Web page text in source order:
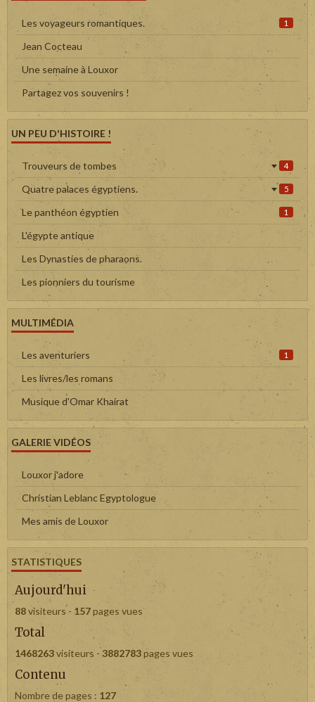
Les voyageurs romantiques. 1
Jean Cocteau
Une semaine à Louxor
Partagez vos souvenirs !
UN PEU D'HISTOIRE !
Trouveurs de tombes 4
Quatre palaces égyptiens. 5
Le panthéon égyptien 1
L'égypte antique
Les Dynasties de pharaons.
Les pionniers du tourisme
MULTIMÉDIA
Les aventuriers 1
Les livres/les romans
Musique d'Omar Khairat
GALERIE VIDÉOS
Louxor j'adore
Christian Leblanc Egyptologue
Mes amis de Louxor
STATISTIQUES
Aujourd'hui
88visiteurs - 157pages vues
Total
1468263visiteurs - 3882783pages vues
Contenu
Nombre de pages : 127